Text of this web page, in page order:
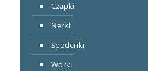
Czapki
Nerki
Spodenki
Worki